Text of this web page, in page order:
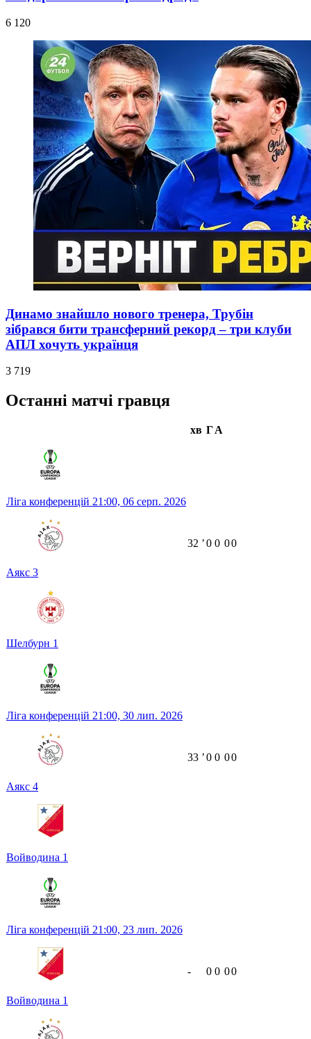
6 120
Динамо знайшло нового тренера, Трубін
зібрався бити трансферний рекорд – три клуби
АПЛ хочуть українця
3 719
Останні матчі гравця
хв ГА
Ліга конференцій 21:00, 06 серп. 2026
Аякс 3
Шелбурн 1
32 ʼ0 0 00
Ліга конференцій 21:00, 30 лип. 2026
Аякс 4
Войводина 1
33 ʼ0 0 00
Ліга конференцій 21:00, 23 лип. 2026
Войводина 1
- 0 0 00